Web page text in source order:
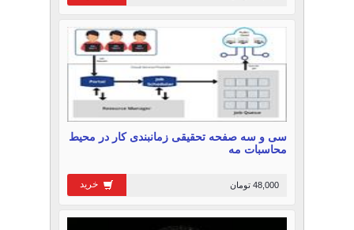
سی و سه صفحه تحقیقی زمانبندی کار در محیط
محاسبات مه
خرید 48,000 تومان